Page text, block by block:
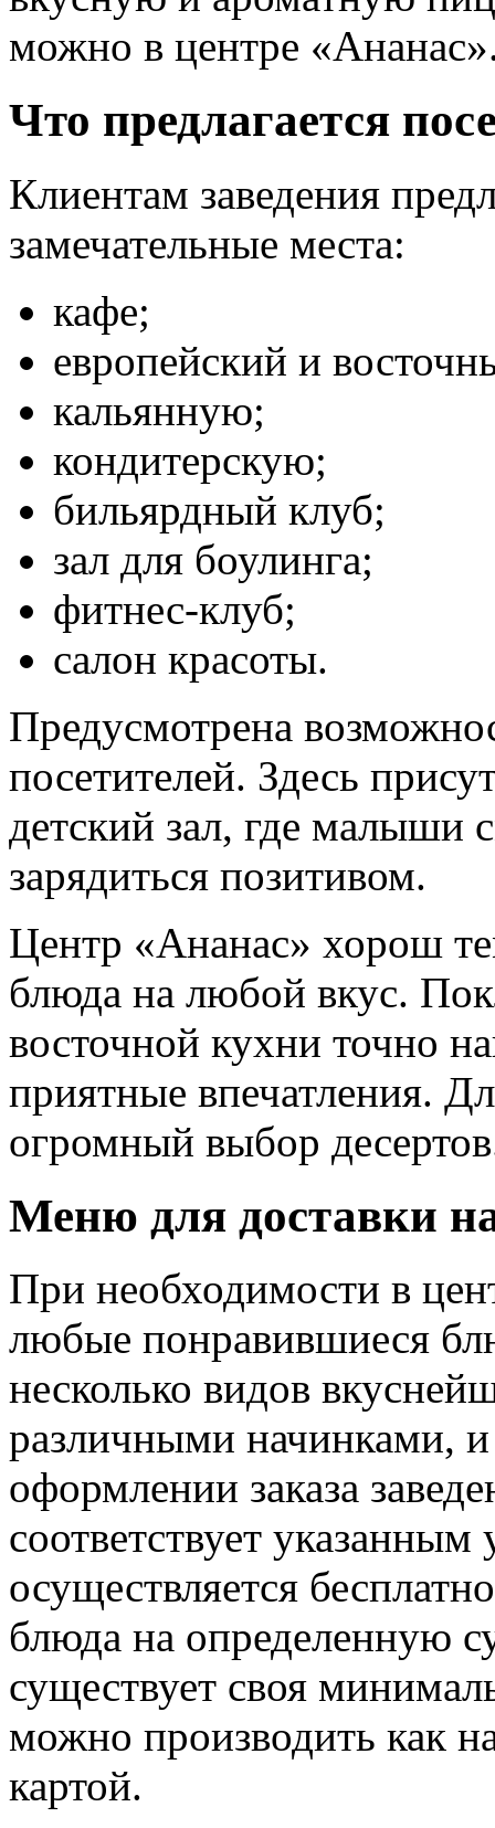
можно в центре
Что предлагается
Клиентам заведения
замечательные места:
кафе;
европейский и
кальянную;
кондитерскую;
бильярдный клуб;
зал для боулинга;
фитнес-клуб;
салон красоты.
Предусмотрена
посетителей. Здесь
детский зал, где малыши
зарядиться позитивом.
Центр «Ананас» хорош
блюда на любой вкус.
восточной кухни точно
приятные впечатления.
огромный выбор
Меню для доставки
При необходимости в
любые понравившиеся
несколько видов
различными начинками,
оформлении заказа
соответствует
осуществляется
блюда на определенную
существует своя
можно производить как
картой.